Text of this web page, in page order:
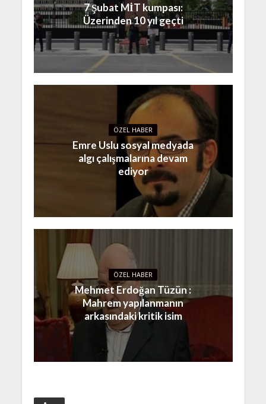
7 Şubat MİT kumpası:
Üzerinden 10 yıl geçti
ÖZEL HABER
Emre Uslu sosyal medyada
algı çalışmalarına devam
ediyor
ÖZEL HABER
Mehmet Erdoğan Tüzün :
Mahrem yapılanmanın
arkasındaki kritik isim